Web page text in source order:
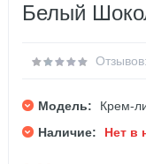
Белый
Модель:
Крем-
Наличие:
Нет в